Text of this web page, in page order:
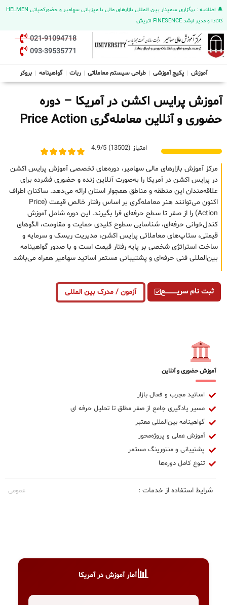
🔔 اطلاعیه : برگزاری سمینار بین المللی بازارهای مالی با میزبانی سهامیر و حضورکمپانی HELMEN
کانادا و مدیر ارشد FINESENCE اتریش
021-91094718
093-39535771
آموزش پکیج آموزشی طراحی سیستم معاملاتی ربات گواهینامه بروکر
آموزش پرایس اکشن در آمریکا – دوره
حضوری و آنلاین معامله‌گری Price Action
امتیاز (13502) 4.9/5
مرکز آموزش بازارهای مالی سهامیر، دوره‌های تخصصی آموزش پرایس اکشن
در پرایس اکشن در آمریکا را به‌صورت آنلاین زنده و حضوری فشرده برای
علاقه‌مندان این منطقه و مناطق همجوار استان ارائه می‌دهد. ساکنان اطراف
اکنون می‌توانند هنر معامله‌گری بر اساس رفتار خالص قیمت (Price
Action) را از صفر تا سطح حرفه‌ای فرا بگیرند. این دوره شامل آموزش
کندل‌خوانی حرفه‌ای، شناسایی سطوح کلیدی حمایت و مقاومت، الگوهای
قیمتی، ستاپ‌های معاملاتی پرایس اکشن، مدیریت ریسک و سرمایه و
ساخت استراتژی شخصی بر پایه رفتار قیمت است و با صدور گواهینامه
بین‌المللی فنی حرفه‌ای و پشتیبانی مستمر اساتید سهامیر همراه می‌باشد
ثبت نام سریــــــــــــع آزمون / مدرک بین المللی
آموزش حضوری و آنلاین
اساتید مجرب و فعال بازار
مسیر یادگیری جامع از صفر مطلق تا تحلیل حرفه ای
گواهینامه بین‌المللی معتبر
آموزش عملی و پروژه‌محور
پشتیبانی و منتورینگ مستمر
تنوع کامل دوره‌ها
شرایط استفاده از خدمات : عمومی
📊آمار آموزش در آمریکا